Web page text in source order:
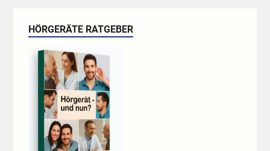
HÖRGERÄTE RATGEBER